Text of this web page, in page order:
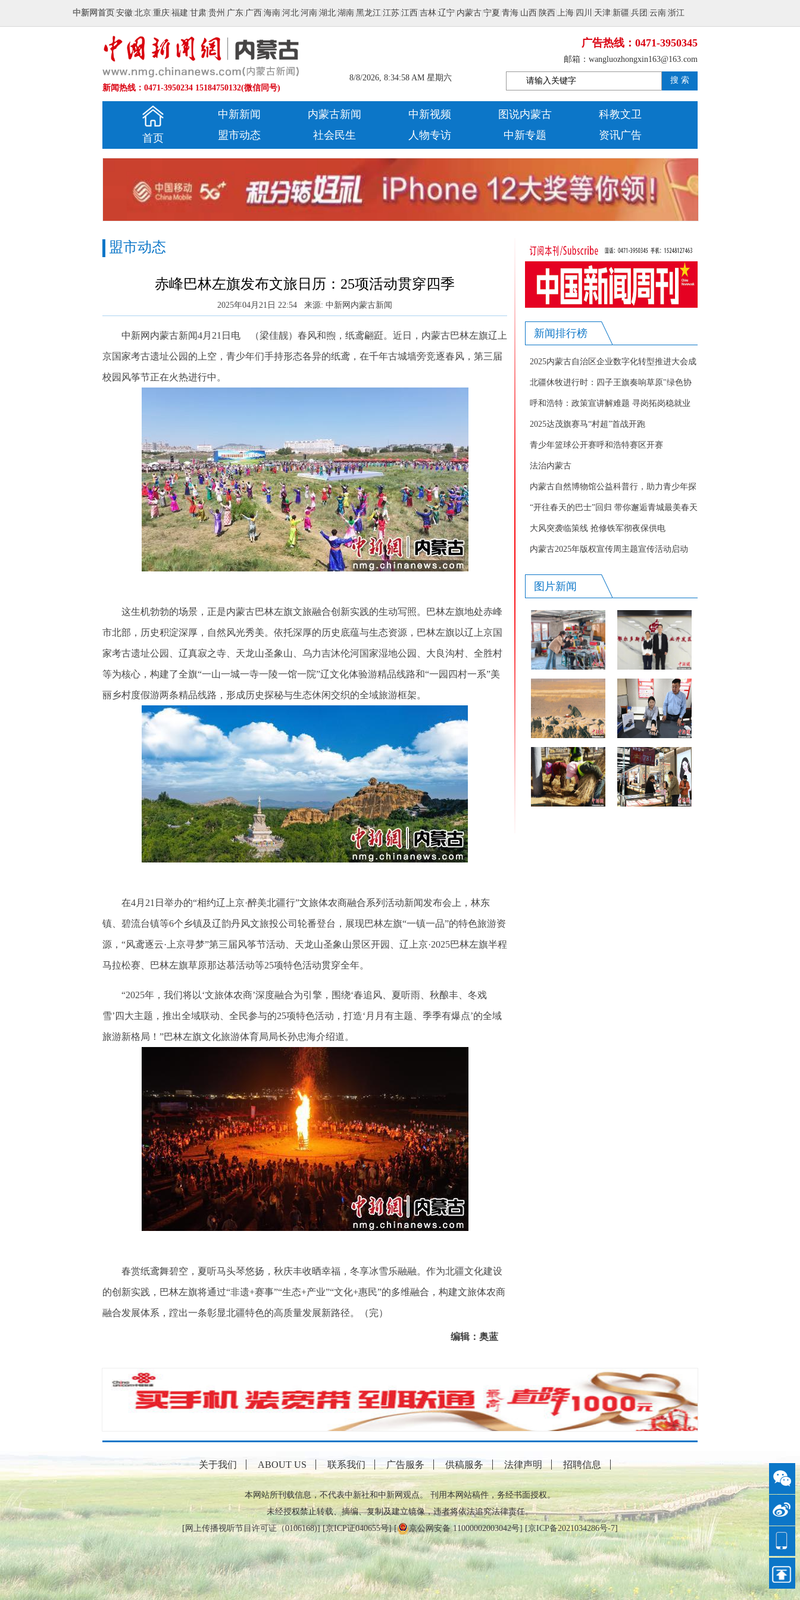
中新网首页 安徽 北京 重庆 福建 甘肃 贵州 广东 广西 海南 河北 河南 湖北 湖南 黑龙江 江苏 江西 吉林 辽宁 内蒙古 宁夏 青海 山西 陕西 上海 四川 天津 新疆 兵团 云南 浙江
新闻热线：0471-3950234 15184750132(微信同号)
8/8/2026, 8:34:59 AM 星期六
广告热线：0471-3950345
邮箱：wangluozhongxin163@163.com
搜 索
首页
中新新闻 内蒙古新闻 中新视频 图说内蒙古
科教文卫
盟市动态
社会民生 人物专访 中新专题 资讯广告
盟市动态
赤峰巴林左旗发布文旅日历：25项活动贯穿四季
2025年04月21日 22:54 来源: 中新网内蒙古新闻
中新网内蒙古新闻4月21日电 （梁佳靓）春风和煦，纸鸢翩跹。近日，内蒙古巴林左旗辽上
京国家考古遗址公园的上空，青少年们手持形态各异的纸鸢，在千年古城墙旁竞逐春风，第三届
校园风筝节正在火热进行中。
这生机勃勃的场景，正是内蒙古巴林左旗文旅融合创新实践的生动写照。巴林左旗地处赤峰
市北部，历史积淀深厚，自然风光秀美。依托深厚的历史底蕴与生态资源，巴林左旗以辽上京国
家考古遗址公园、辽真寂之寺、天龙山圣象山、乌力吉沐伦河国家湿地公园、大良沟村、全胜村
等为核心，构建了全旗“一山一城一寺一陵一馆一院”辽文化体验游精品线路和“一园四村一系”美
丽乡村度假游两条精品线路，形成历史探秘与生态休闲交织的全域旅游框架。
在4月21日举办的“相约辽上京·醉美北疆行”文旅体农商融合系列活动新闻发布会上，林东
镇、碧流台镇等6个乡镇及辽韵丹风文旅投公司轮番登台，展现巴林左旗“一镇一品”的特色旅游资
源，“风鸢逐云·上京寻梦”第三届风筝节活动、天龙山圣象山景区开园、辽上京·2025巴林左旗半程
马拉松赛、巴林左旗草原那达慕活动等25项特色活动贯穿全年。
“2025年，我们将以‘文旅体农商’深度融合为引擎，围绕‘春追风、夏听雨、秋酿丰、冬戏
雪’四大主题，推出全域联动、全民参与的25项特色活动，打造‘月月有主题、季季有爆点’的全域
旅游新格局！”巴林左旗文化旅游体育局局长孙忠海介绍道。
春赏纸鸢舞碧空，夏听马头琴悠扬，秋庆丰收晒幸福，冬享冰雪乐融融。作为北疆文化建设
的创新实践，巴林左旗将通过“非遗+赛事”“生态+产业”“文化+惠民”的多维融合，构建文旅体农商
融合发展体系，蹚出一条彰显北疆特色的高质量发展新路径。（完）
编辑：奥蓝
新闻排行榜
2025内蒙古自治区企业数字化转型推进大会成
功举办
北疆休牧进行时：四子王旗奏响草原"绿色协
奏曲"
呼和浩特：政策宣讲解难题 寻岗拓岗稳就业
2025达茂旗赛马“村超”首战开跑
青少年篮球公开赛呼和浩特赛区开赛
法治内蒙古
内蒙古自然博物馆公益科普行，助力青少年探
索自然科学奥秘
“开往春天的巴士”回归 带你邂逅青城最美春天
大风突袭临策线 抢修铁军彻夜保供电
内蒙古2025年版权宣传周主题宣传活动启动
图片新闻
关于我们 ABOUT US 联系我们 广告服务 供稿服务 法律声明 招聘信息
本网站所刊载信息，不代表中新社和中新网观点。 刊用本网站稿件，务经书面授权。
未经授权禁止转载、摘编、复制及建立镜像，违者将依法追究法律责任。
[ 网上传播视听节目许可证（0106168)] [京ICP证040655号] [ 京公网安备 11000002003042号] [京ICP备2021034286号-7]